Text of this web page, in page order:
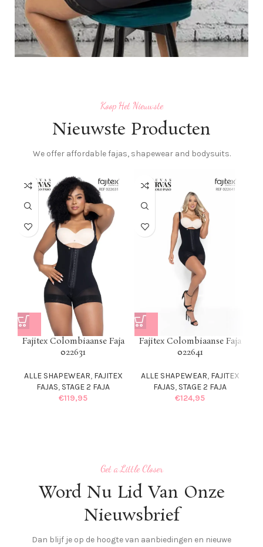
Koop Het Nieuwste
Nieuwste Producten
We offer affordable fajas, shapewear and bodysuits.
Fajitex Colombiaanse Faja
022631
ALLE SHAPEWEAR, FAJITEX
FAJAS, STAGE 2 FAJA
€119,95
Fajitex Colombiaanse Faja
022641
ALLE SHAPEWEAR, FAJITEX
FAJAS, STAGE 2 FAJA
€124,95
Get a Little Closer
Word Nu Lid Van Onze
Nieuwsbrief
Dan blijf je op de hoogte van aanbiedingen en nieuwe